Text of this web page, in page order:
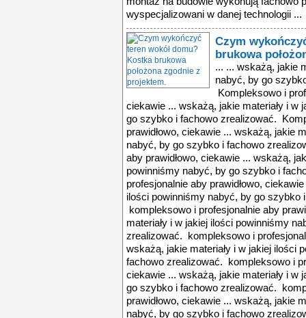
wyspecjalizowani w danej technologii ...
Czym
brukowa
... ... wskażą, jakie
nabyć, by go
Kompleksowo i
ciekawie ... wskażą, jakie materiały i w
go szybko i fachowo zrealizować.
prawidłowo, ciekawie ... wskażą, jakie
nabyć, by go szybko i fachowo
aby prawidłowo, ciekawie ... wskażą,
powinniśmy nabyć, by go szybko i
profesjonalnie aby prawidłowo,
ilości powinniśmy nabyć, by go szybko
kompleksowo i profesjonalnie aby
materiały i w jakiej ilości powinniśmy
zrealizować. kompleksowo i
wskażą, jakie materiały i w jakiej ilości
fachowo zrealizować. kompleksowo i
ciekawie ... wskażą, jakie materiały i w
go szybko i fachowo zrealizować.
prawidłowo, ciekawie ... wskażą, jakie
nabyć, by go szybko i fachowo